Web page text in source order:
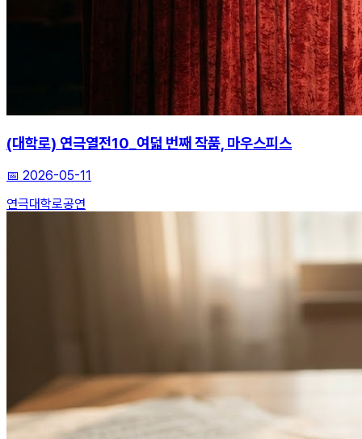
(대학로) 연극열전10_여덟 번째 작품, 마우스피스
📅 2026-05-11
연극대학로공연